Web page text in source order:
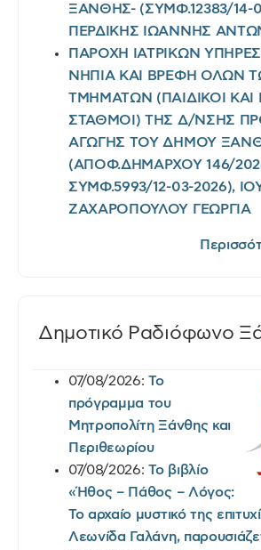
ΞΑΝΘΗΣ- (ΣΥΜΦ.12383/14-
ΠΕΡΔΙΚΗΣ ΙΩΑΝΝΗΣ
ΠΑΡΟΧΗ ΙΑΤΡΙΚΩΝ
ΝΗΠΙΑ ΚΑΙ ΒΡΕΦΗ ΟΛΩΝ
ΤΜΗΜΑΤΩΝ (ΠΑΙΔΙΚΟΙ ΚΑΙ
ΣΤΑΘΜΟΙ) ΤΗΣ Δ/ΝΣΗΣ
ΑΓΩΓΗΣ ΤΟΥ ΔΗΜΟΥ
(ΑΠΟΦ.ΔΗΜΑΡΧΟΥ 146/
ΣΥΜΦ.5993/12-03-2026),
ΖΑΧΑΡΟΠΟΥΛΟΥ ΓΕΩΡΓΙΑ
Δημοτικό Ραδιόφωνο
07/08/2026:Το
πρόγραμμα του
Μητροπολίτη Ξάνθης και
Περιθεωρίου
07/08/2026:Το βιβλίο
«Ήθος – Πάθος – Λόγος:
Το αρχαίο μυστικό της
Λεωνίδα Γαλάνη,